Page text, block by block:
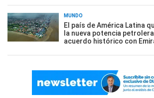
MUNDO
El país de América Latina
la nueva potencia
acuerdo histórico con